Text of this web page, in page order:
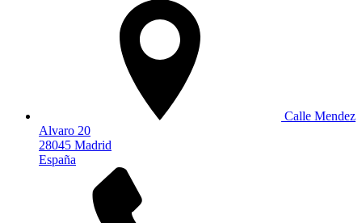
Calle Mendez
Alvaro 20
28045 Madrid
España